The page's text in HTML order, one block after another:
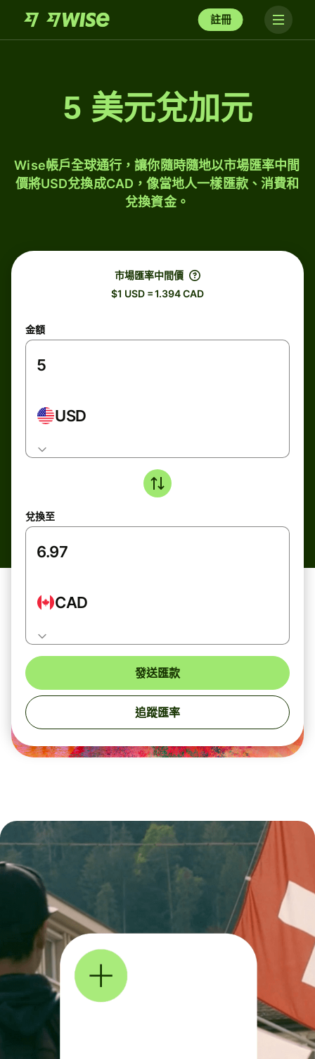
註冊
5 美元兌加元
Wise帳戶全球通行，讓你隨時隨地以市場匯率中間
價將USD兌換成CAD，像當地人一樣匯款、消費和
兌換資金。
市場匯率中間價
$1 USD = 1.394 CAD
金額
USD
兌換至
CAD
發送匯款
追蹤匯率